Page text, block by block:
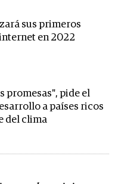
sus primeros
en 2022
promesas", pide el
a países ricos
del clima